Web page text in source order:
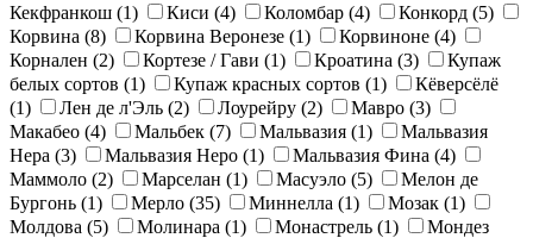
Кекфранкош (1) Киси (4) Коломбар (4) Конкорд (5)
Корвина (8) Корвина Веронезе (1) Корвиноне (4)
Корнален (2) Кортезе / Гави (1) Кроатина (3)
Купаж
белых сортов (1) Купаж красных сортов (1)
Кёверсёлё
(1)
Лен де л'Эль (2) Лоурейру (2) Мавро (3)
Макабео (4) Мальбек (7) Мальвазия (1)
Мальвазия
Нера (3) Мальвазия Неро (1) Мальвазия Фина (4)
Маммоло (2) Марселан (1) Масуэло (5)
Мелон де
Бургонь (1) Мерло (35) Миннелла (1) Мозак (1)
Молдова (5) Молинара (1) Монастрель (1)
Мондез